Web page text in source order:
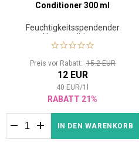
Conditioner 300 ml
Feuchtigkeitsspendender
Haarconditioner
Preis vor Rabatt: 15.2 EUR
12 EUR
40 EUR/1
RABATT 21%
IN DEN WARENKORB